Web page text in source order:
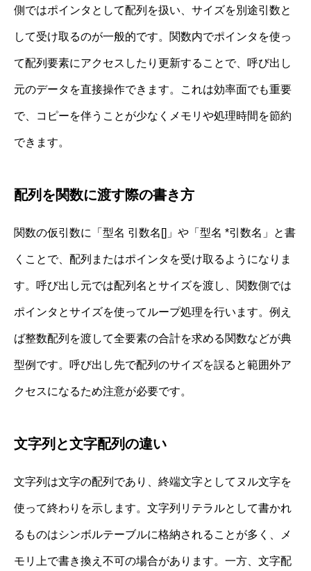
側ではポインタとして配列を扱い、サイズを別途引数と
して受け取るのが一般的です。関数内でポインタを使っ
て配列要素にアクセスしたり更新することで、呼び出し
元のデータを直接操作できます。これは効率面でも重要
で、コピーを伴うことが少なくメモリや処理時間を節約
できます。
配列を関数に渡す際の書き方
関数の仮引数に「型名 引数名[]」や「型名 *引数名」と書
くことで、配列またはポインタを受け取るようになりま
す。呼び出し元では配列名とサイズを渡し、関数側では
ポインタとサイズを使ってループ処理を行います。例え
ば整数配列を渡して全要素の合計を求める関数などが典
型例です。呼び出し先で配列のサイズを誤ると範囲外ア
クセスになるため注意が必要です。
文字列と文字配列の違い
文字列は文字の配列であり、終端文字としてヌル文字を
使って終わりを示します。文字列リテラルとして書かれ
るものはシンボルテーブルに格納されることが多く、メ
モリ上で書き換え不可の場合があります。一方、文字配